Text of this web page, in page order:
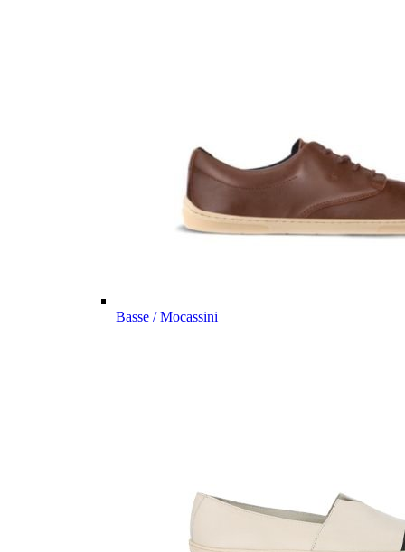
Basse / Mocassini